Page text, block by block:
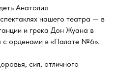
Анатолия
нашего театра — в
и грека Дон Жуана в
с орденами в «Палате №6».
сил, отличного